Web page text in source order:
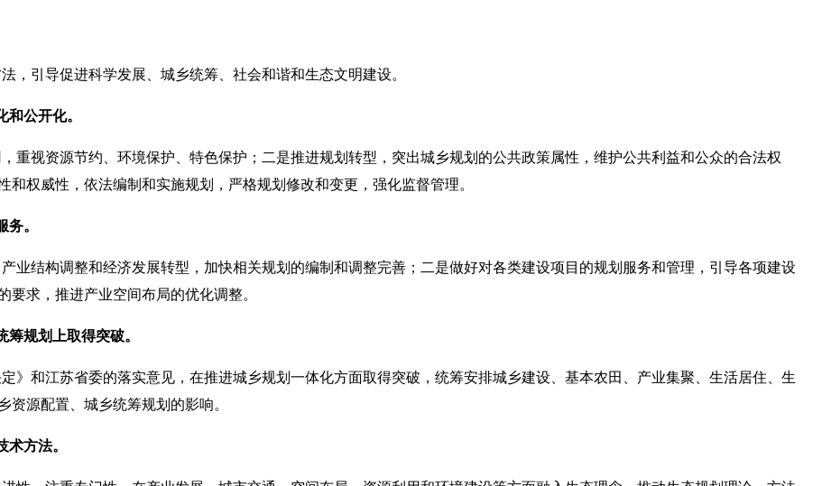
，引导促进科学发展、城乡统筹、社会和谐和生态文明建设。
公开化。
重视资源节约、环境保护、特色保护；二是推进规划转型，突出城乡规划的公共政策属性，维护公共利益和公众的合法权
权威性，依法编制和实施规划，严格规划修改和变更，强化监督管理。
。
业结构调整和经济发展转型，加快相关规划的编制和调整完善；二是做好对各类建设项目的规划服务和管理，引导各项建设
求，推进产业空间布局的优化调整。
规划上取得突破。
》和江苏省委的落实意见，在推进城乡规划一体化方面取得突破，统筹安排城乡建设、基本农田、产业集聚、生活居住、生
源配置、城乡统筹规划的影响。
方法。